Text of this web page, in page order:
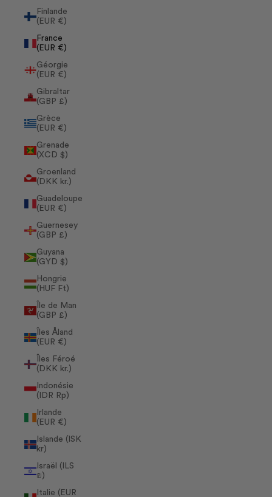
Finlande
(EUR €)
France
(EUR €)
Géorgie
(EUR €)
Gibraltar
(GBP £)
Grèce
(EUR €)
Grenade
(XCD $)
Groenland
(DKK kr.)
Guadeloupe
(EUR €)
Guernesey
(GBP £)
Guyana
(GYD $)
Hongrie
(HUF Ft)
Île de Man
(GBP £)
Îles Åland
(EUR €)
Îles Féroé
(DKK kr.)
Indonésie
(IDR Rp)
Irlande
(EUR €)
Islande (ISK
kr)
Israël (ILS
₪)
Italie (EUR